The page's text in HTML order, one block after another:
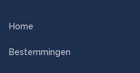
Home
Bestemmingen